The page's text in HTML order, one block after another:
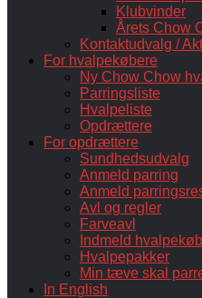
Klubvinder
Årets Chow
Kontaktudvalg /
For hvalpekøbere
Ny Chow Chow
Parringsliste
Hvalpeliste
Opdrættere
For opdrættere
Sundhedsudvalg
Anmeld parring
Anmeld
Avl og regler
Farveavl
Indmeld
Hvalpepakker
Min tæve skal
In English